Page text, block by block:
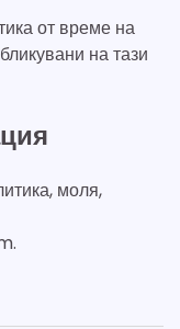
от време на
на тази
моля,
.